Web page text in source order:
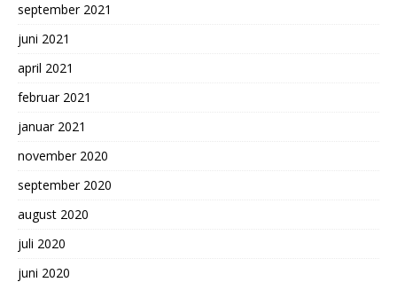
september 2021
juni 2021
april 2021
februar 2021
januar 2021
november 2020
september 2020
august 2020
juli 2020
juni 2020